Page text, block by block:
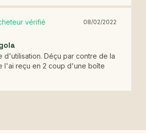
08/02/2022
d'utilisation. Déçu par contre de la
l'ai reçu en 2 coup d'une boîte